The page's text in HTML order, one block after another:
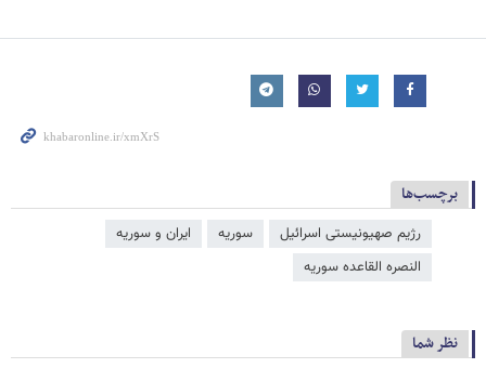
برچسب‌ها
رژیم صهیونیستی اسرائیل سوریه
ایران و سوریه
النصره القاعده سوریه
نظر شما